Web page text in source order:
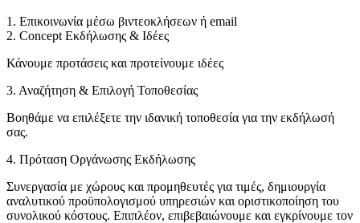
1. Επικοινωνία μέσω βιντεοκλήσεων ή email
2. Concept Εκδήλωσης & Ιδέες
Κάνουμε προτάσεις και προτείνουμε ιδέες
3. Αναζήτηση & Επιλογή Τοποθεσίας
Βοηθάμε να επιλέξετε την ιδανική τοποθεσία για την εκδήλωσή
σας.
4. Πρόταση Οργάνωσης Εκδήλωσης
Συνεργασία με χώρους και προμηθευτές για τιμές, δημιουργία
αναλυτικού προϋπολογισμού υπηρεσιών και οριστικοποίηση του
συνολικού κόστους. Επιπλέον, επιβεβαιώνουμε και εγκρίνουμε τον